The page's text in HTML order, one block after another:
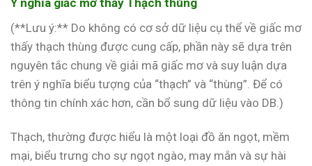
Ý nghĩa giấc mơ thấy Thạch thùng
(**Lưu ý:** Do không có cơ sở dữ liệu cụ thể về giấc mơ
thấy thạch thùng được cung cấp, phần này sẽ dựa trên
nguyên tắc chung về giải mã giấc mơ và suy luận dựa
trên ý nghĩa biểu tượng của “thạch” và “thùng”. Để có
thông tin chính xác hơn, cần bổ sung dữ liệu vào DB.)
Thạch, thường được hiểu là một loại đồ ăn ngọt, mềm
mại, biểu trưng cho sự ngọt ngào, may mắn và sự hài